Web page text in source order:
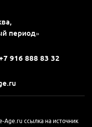
период»
916 888 83 32
Age.ru ссылка на источник